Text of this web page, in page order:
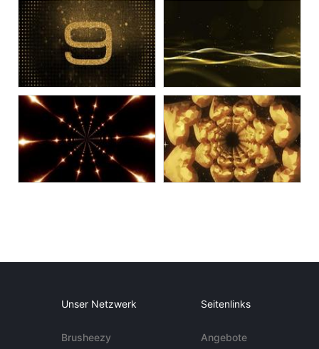
Unser Netzwerk
Brusheezy
Seitenlinks
Angebote